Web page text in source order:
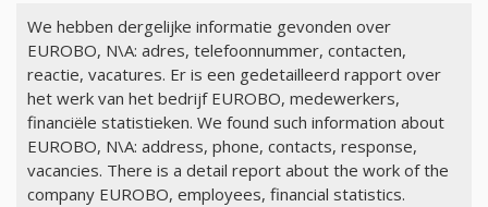
We hebben dergelijke informatie gevonden over
EUROBO, N\A: adres, telefoonnummer, contacten,
reactie, vacatures. Er is een gedetailleerd rapport over
het werk van het bedrijf EUROBO, medewerkers,
financiële statistieken. We found such information about
EUROBO, N\A: address, phone, contacts, response,
vacancies. There is a detail report about the work of the
company EUROBO, employees, financial statistics.